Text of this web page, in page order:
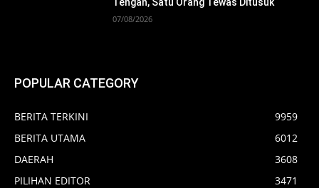
07/08/2026
POPULAR CATEGORY
BERITA TERKINI
9959
BERITA UTAMA
6012
DAERAH
3608
PILIHAN EDITOR
3471